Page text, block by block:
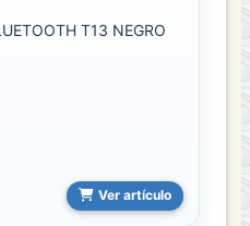
T13 NEGRO
Ver artículo